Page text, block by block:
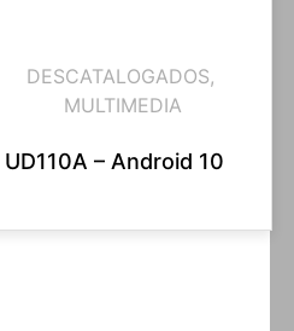
DESCATALOGADOS,
MULTIMEDIA
UD110A – Android 10